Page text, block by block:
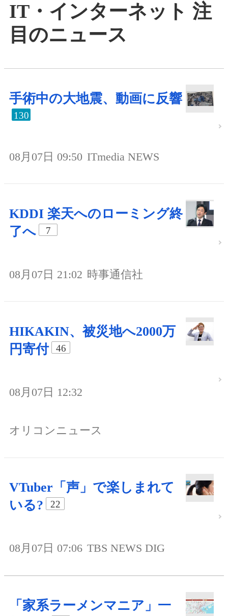
IT・インターネット 注
目のニュース
手術中の大地震、動画に反響
130
08月07日 09:50 ITmedia NEWS
KDDI 楽天へのローミング終
了へ
7
08月07日 21:02 時事通信社
HIKAKIN、被災地へ2000万
円寄付
46
08月07日 12:32
オリコンニュース
VTuber「声」で楽しまれて
いる?
22
08月07日 07:06 TBS NEWS DIG
「家系ラーメンマニア」一